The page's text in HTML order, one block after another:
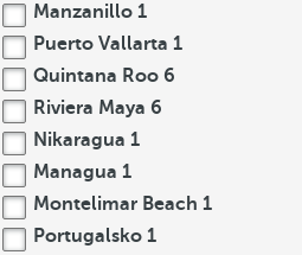
Manzanillo 1
Puerto Vallarta 1
Quintana Roo 6
Riviera Maya 6
Nikaragua 1
Managua 1
Montelimar Beach 1
Portugalsko 1